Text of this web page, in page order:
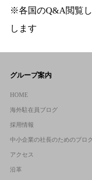
※各国のQ&A閲覧
します
グループ案内
HOME
海外駐在員ブログ
採用情報
中小企業の社長のためのブロ
アクセス
沿革